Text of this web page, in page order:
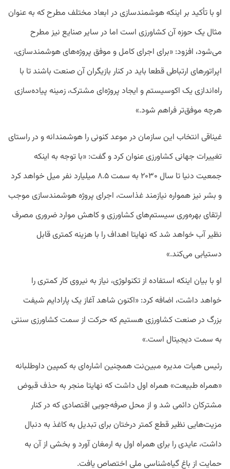
او با تأکید بر اینکه هوشمندسازی در ابعاد مختلف مطرح که به عنوان
مثال یک حوزه آن کشاورزی است اما در سایر صنایع نیز مطرح
می‌شود، افزود: «برای اجرای کامل و موفق پروژه‌های هوشمندسازی،
اپراتورهای ارتباطی قطعا باید در کنار بازیگران آن صنعت باشند تا با
راه‌اندازی یک اکوسیستم و ایجاد پروژه‌ای مشترک، زمینه پیاده‌سازی
هرچه موفق‌تر فراهم شود.»
غیناقی انتخاب این سازمان در موعد کنونی را هوشمندانه و در راستای
تغییرات جهانی کشاورزی عنوان کرد و گفت: «با توجه به اینکه
جمعیت دنیا تا سال ۲۰۳۰ به سمت ۸.۵ میلیارد نفر میل خواهد کرد
و بشر نیز همواره نیازمند غذاست، اجرای پروژه هوشمندسازی موجب
ارتقای بهره‌وری سیستم‌های کشاورزی و کاهش موارد ضروری مصرف
نظیر آب خواهد شد که نهایتا اهداف را با هزینه کمتری قابل
دستیابی می‌کند.»
او با بیان اینکه استفاده از تکنولوژی، نیاز به نیروی کار کمتری را
خواهد داشت، اضافه کرد: «اکنون شاهد آغاز یک پارادایم شیفت
بزرگ در صنعت کشاورزی هستیم که حرکت از سمت کشاورزی سنتی
به سمت دیجیتال است.»
رئیس هیات مدیره مبین‌نت همچنین اشاره‌ای به کمپین داوطلبانه
«همراه طبیعت» همراه اول داشت که نهایتا منجر به حذف قبوض
مشترکان دائمی شد و از محل صرفه‌جویی اقتصادی که در کنار
مزیت‌هایی نظیر قطع کمتر درختان برای تبدیل به کاغذ به دنبال
داشت، عایدی را برای همراه اول به ارمغان آورد و بخشی از آن به
حمایت از باغ گیاه‌شناسی ملی اختصاص یافت.